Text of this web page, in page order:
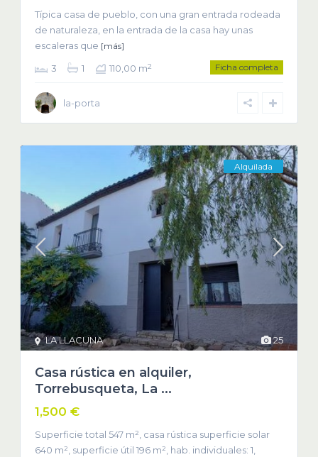
Típica casa de pueblo, con una gran entrada rodeada
de naturaleza, en la entrada de la casa hay unas
escaleras que [más]
3 1 110,00 m2 Ficha completa
la-porta
25
LA LLACUNA
Alquilada
Casa rústica en alquiler,
Torrebusqueta, La ...
1,500 €
Superficie total 547 m², casa rústica superficie solar
640 m², superficie útil 196 m², hab. individuales: 1,